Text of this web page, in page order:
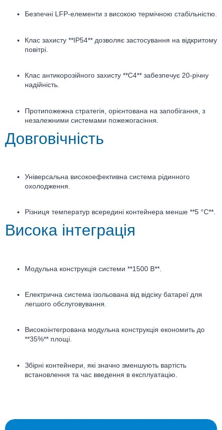
Безпечні LFP-елементи з високою термічною стабільністю.
Клас захисту **IP54** дозволяє застосування на відкритому
повітрі.
Клас антикорозійного захисту **C4** забезпечує 20-річну
надійність.
Протипожежна стратегія, орієнтована на запобігання, з
незалежними системами пожежогасіння.
Довговічність
Універсальна високоефективна система рідинного
охолодження.
Різниця температур всередині контейнера менше **5 °C**.
Висока інтеграція
Модульна конструкція системи **1500 В**.
Електрична система ізольована від відсіку батареї для
легшого обслуговування.
Високоінтегрована модульна конструкція економить до
**35%** площі.
Збірні контейнери, які значно зменшують вартість
встановлення та час введення в експлуатацію.